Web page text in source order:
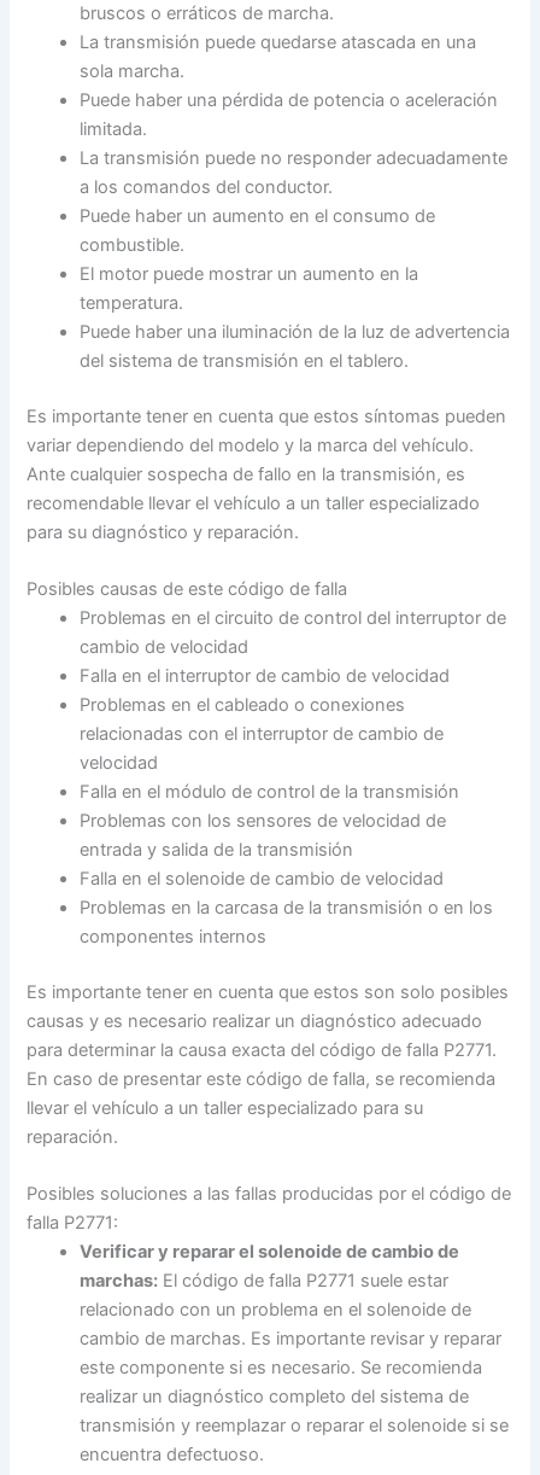
bruscos o erráticos de marcha.
La transmisión puede quedarse atascada en una
sola marcha.
Puede haber una pérdida de potencia o aceleración
limitada.
La transmisión puede no responder adecuadamente
a los comandos del conductor.
Puede haber un aumento en el consumo de
combustible.
El motor puede mostrar un aumento en la
temperatura.
Puede haber una iluminación de la luz de advertencia
del sistema de transmisión en el tablero.
Es importante tener en cuenta que estos síntomas pueden
variar dependiendo del modelo y la marca del vehículo.
Ante cualquier sospecha de fallo en la transmisión, es
recomendable llevar el vehículo a un taller especializado
para su diagnóstico y reparación.
Posibles causas de este código de falla
Problemas en el circuito de control del interruptor de
cambio de velocidad
Falla en el interruptor de cambio de velocidad
Problemas en el cableado o conexiones
relacionadas con el interruptor de cambio de
velocidad
Falla en el módulo de control de la transmisión
Problemas con los sensores de velocidad de
entrada y salida de la transmisión
Falla en el solenoide de cambio de velocidad
Problemas en la carcasa de la transmisión o en los
componentes internos
Es importante tener en cuenta que estos son solo posibles
causas y es necesario realizar un diagnóstico adecuado
para determinar la causa exacta del código de falla P2771.
En caso de presentar este código de falla, se recomienda
llevar el vehículo a un taller especializado para su
reparación.
Posibles soluciones a las fallas producidas por el código de
falla P2771:
Verificar y reparar el solenoide de cambio de
marchas: El código de falla P2771 suele estar
relacionado con un problema en el solenoide de
cambio de marchas. Es importante revisar y reparar
este componente si es necesario. Se recomienda
realizar un diagnóstico completo del sistema de
transmisión y reemplazar o reparar el solenoide si se
encuentra defectuoso.